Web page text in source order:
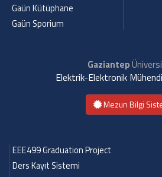
Gaün Kütüphane
Gaün Sporium
Gaziantep
Elektrik-Elektronik
Mezun Bilgi
EEE499 Graduation Project
Ders Kayıt Sistemi